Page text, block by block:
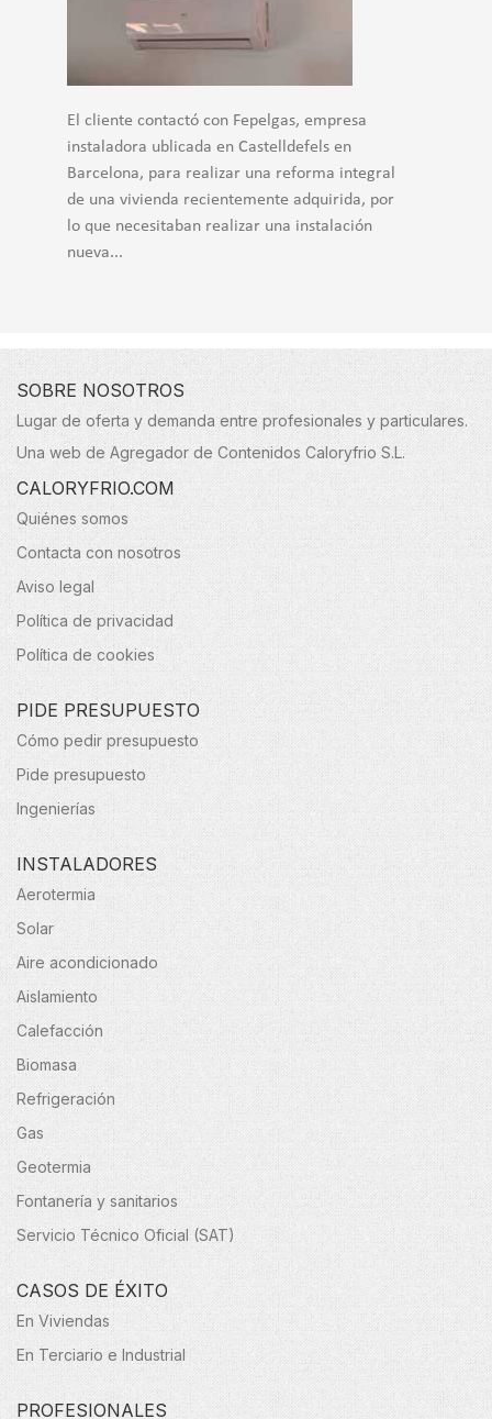
El cliente contactó con Fepelgas, empresa
instaladora ublicada en Castelldefels en
Barcelona, para realizar una reforma integral
de una vivienda recientemente adquirida, por
lo que necesitaban realizar una instalación
nueva...
SOBRE NOSOTROS
Lugar de oferta y demanda entre profesionales y particulares.
Una web de Agregador de Contenidos Caloryfrio S.L.
CALORYFRIO.COM
Quiénes somos
Contacta con nosotros
Aviso legal
Política de privacidad
Política de cookies
PIDE PRESUPUESTO
Cómo pedir presupuesto
Pide presupuesto
Ingenierías
INSTALADORES
Aerotermia
Solar
Aire acondicionado
Aislamiento
Calefacción
Biomasa
Refrigeración
Gas
Geotermia
Fontanería y sanitarios
Servicio Técnico Oficial (SAT)
CASOS DE ÉXITO
En Viviendas
En Terciario e Industrial
PROFESIONALES